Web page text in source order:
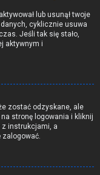
lub usunął twoje
cyklicznie usuwa
Jeśli tak się stało,
aktywnym i
zostać odzyskane, ale
stronę logowania i kliknij
z instrukcjami, a
zalogować.